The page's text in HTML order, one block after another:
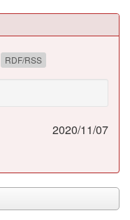
RDF/RSS
2020/11/07